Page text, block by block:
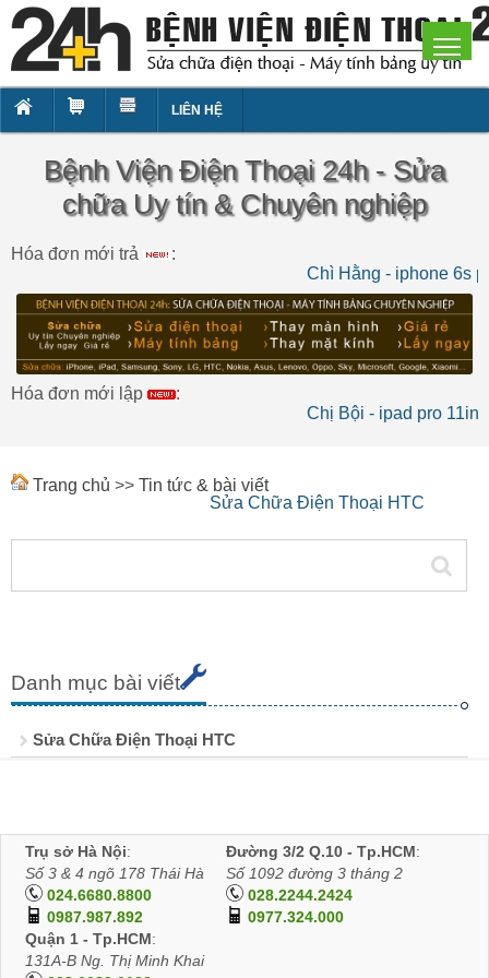
LIÊN HỆ
Bệnh Viện Điện Thoại 24h - Sửa
chữa Uy tín & Chuyên nghiệp
Hóa đơn mới trả
:
Chì Hằng - iphone 6s
Hóa đơn mới lập
:
Chị Bội - ipad pro 11in
Trang chủ >> Tin tức & bài viết
Sửa Chữa Điện Thoại HTC
Danh mục bài viết
Sửa Chữa Điện Thoại HTC
Trụ sở Hà Nội:
Số 3 & 4 ngõ 178 Thái Hà
024.6680.8800
0987.987.892
Đường 3/2 Q.10 - Tp.HCM:
Số 1092 đường 3 tháng 2
028.2244.2424
0977.324.000
Quận 1 - Tp.HCM:
131A-B Ng. Thị Minh Khai